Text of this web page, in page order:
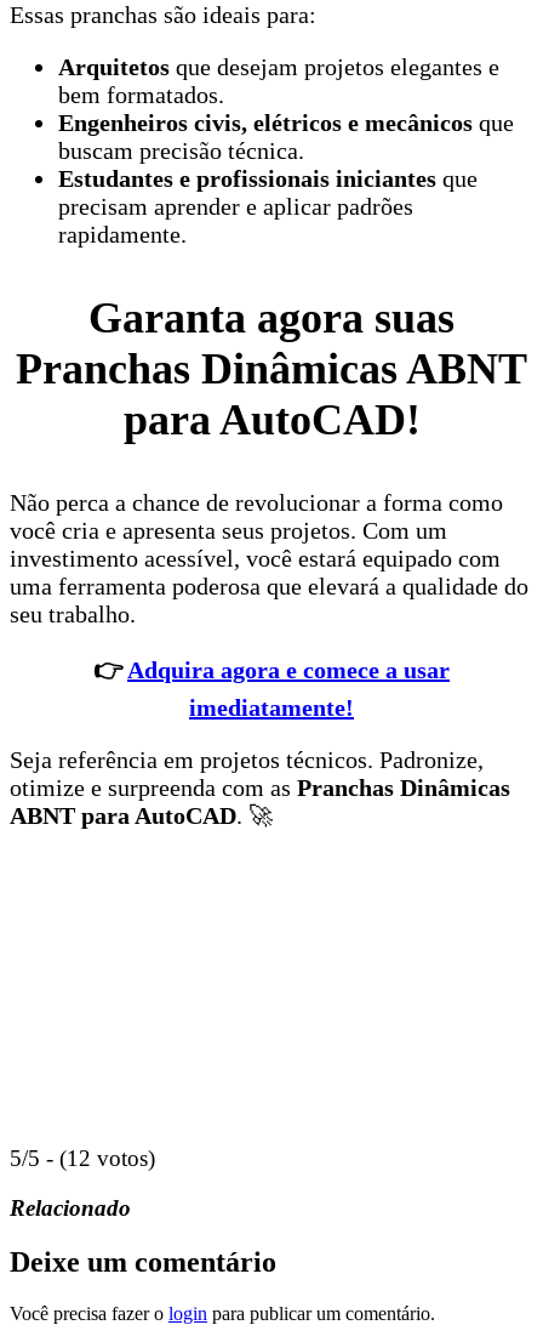
Essas pranchas são ideais para:
Arquitetos que desejam projetos elegantes e
bem formatados.
Engenheiros civis, elétricos e mecânicos que
buscam precisão técnica.
Estudantes e profissionais iniciantes que
precisam aprender e aplicar padrões
rapidamente.
Garanta agora suas
Pranchas Dinâmicas ABNT
para AutoCAD!
Não perca a chance de revolucionar a forma como
você cria e apresenta seus projetos. Com um
investimento acessível, você estará equipado com
uma ferramenta poderosa que elevará a qualidade do
seu trabalho.
👉Adquira agora e comece a usar
imediatamente!
Seja referência em projetos técnicos. Padronize,
otimize e surpreenda com as Pranchas Dinâmicas
ABNT para AutoCAD. 🚀
5/5 - (12 votos)
Relacionado
Deixe um comentário
Você precisa fazer o login para publicar um comentário.